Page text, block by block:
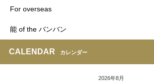
For overseas
能 of the バンバン
CALENDAR カレンダー
2026年8月